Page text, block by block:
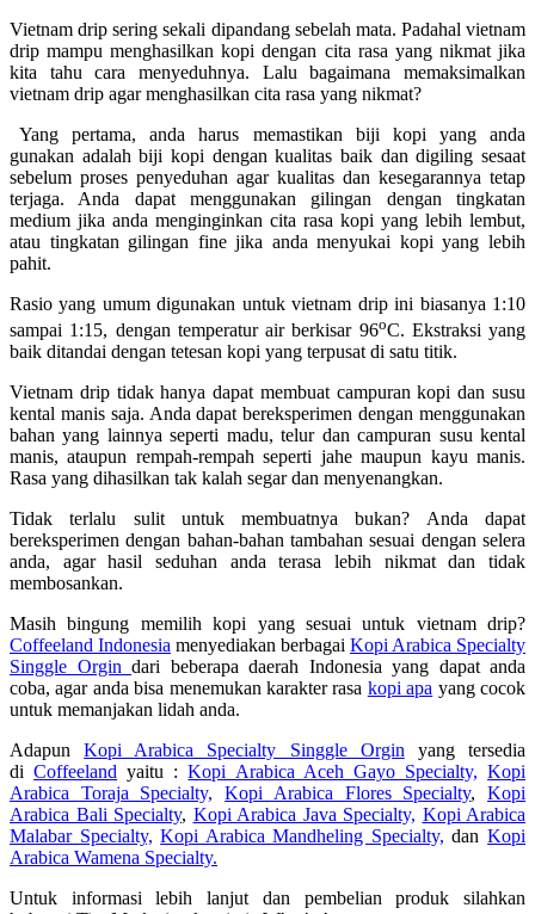
Vietnam drip sering sekali dipandang sebelah mata. Padahal vietnam
drip mampu menghasilkan kopi dengan cita rasa yang nikmat jika
kita tahu cara menyeduhnya. Lalu bagaimana memaksimalkan
vietnam drip agar menghasilkan cita rasa yang nikmat?
Yang pertama, anda harus memastikan biji kopi yang anda
gunakan adalah biji kopi dengan kualitas baik dan digiling sesaat
sebelum proses penyeduhan agar kualitas dan kesegarannya tetap
terjaga. Anda dapat menggunakan gilingan dengan tingkatan
medium jika anda menginginkan cita rasa kopi yang lebih lembut,
atau tingkatan gilingan fine jika anda menyukai kopi yang lebih
pahit.
Rasio yang umum digunakan untuk vietnam drip ini biasanya 1:10
sampai 1:15, dengan temperatur air berkisar 96oC. Ekstraksi yang
baik ditandai dengan tetesan kopi yang terpusat di satu titik.
Vietnam drip tidak hanya dapat membuat campuran kopi dan susu
kental manis saja. Anda dapat bereksperimen dengan menggunakan
bahan yang lainnya seperti madu, telur dan campuran susu kental
manis, ataupun rempah-rempah seperti jahe maupun kayu manis.
Rasa yang dihasilkan tak kalah segar dan menyenangkan.
Tidak terlalu sulit untuk membuatnya bukan? Anda dapat
bereksperimen dengan bahan-bahan tambahan sesuai dengan selera
anda, agar hasil seduhan anda terasa lebih nikmat dan tidak
membosankan.
Masih bingung memilih kopi yang sesuai untuk vietnam drip?
Coffeeland Indonesia menyediakan berbagai Kopi Arabica Specialty
Singgle Orgin dari beberapa daerah Indonesia yang dapat anda
coba, agar anda bisa menemukan karakter rasa kopi apa yang cocok
untuk memanjakan lidah anda.
AdapunKopi Arabica Specialty Singgle Orgin yang tersedia
diCoffeeland yaitu :Kopi Arabica Aceh Gayo Specialty, Kopi
Arabica Toraja Specialty,
Kopi Arabica Flores Specialty,Kopi
Arabica Bali Specialty, Kopi Arabica Java Specialty, Kopi Arabica
Malabar Specialty, Kopi Arabica Mandheling Specialty, danKopi
Arabica Wamena Specialty.
Untuk informasi lebih lanjut dan pembelian produk silahkan